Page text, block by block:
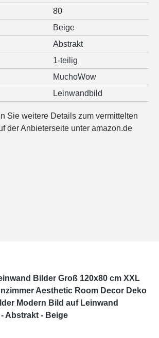
80
Beige
Abstrakt
1-teilig
MuchoWow
Leinwandbild
Sie weitere Details zum vermittelten
der Anbieterseite unter amazon.de
Bilder Groß 120x80 cm XXL
Aesthetic Room Decor Deko
Modern Bild auf Leinwand
Abstrakt - Beige